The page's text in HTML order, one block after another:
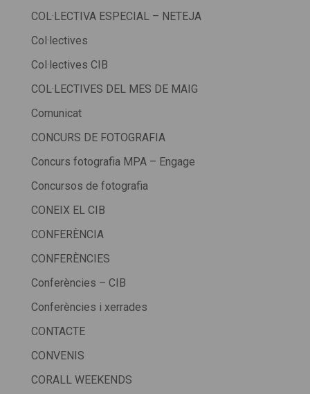
COL·LECTIVA ESPECIAL – NETEJA
Col·lectives
Col·lectives CIB
COL·LECTIVES DEL MES DE MAIG
Comunicat
CONCURS DE FOTOGRAFIA
Concurs fotografia MPA – Engage
Concursos de fotografia
CONEIX EL CIB
CONFERÈNCIA
CONFERÈNCIES
Conferències – CIB
Conferències i xerrades
CONTACTE
CONVENIS
CORALL WEEKENDS